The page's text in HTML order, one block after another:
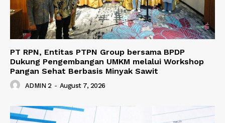
PT RPN, Entitas PTPN Group bersama BPDP
Dukung Pengembangan UMKM melalui Workshop
Pangan Sehat Berbasis Minyak Sawit
ADMIN 2 - August 7, 2026